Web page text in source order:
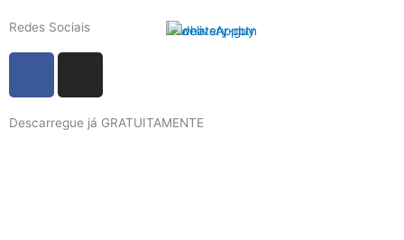
Redes Sociais
e
t
Descarregue já GRATUITAMENTE